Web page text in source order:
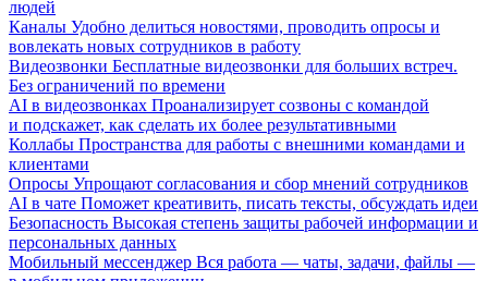
людей
Каналы Удобно делиться новостями, проводить опросы и
вовлекать новых сотрудников в работу
Видеозвонки Бесплатные видеозвонки для больших встреч.
Без ограничений по времени
AI в видеозвонках Проанализирует созвоны с командой
и подскажет, как сделать их более результативными
Коллабы Пространства для работы с внешними командами и
клиентами
Опросы Упрощают согласования и сбор мнений сотрудников
AI в чате Поможет креативить, писать тексты, обсуждать идеи
Безопасность Высокая степень защиты рабочей информации и
персональных данных
Мобильный мессенджер Вся работа — чаты, задачи, файлы —